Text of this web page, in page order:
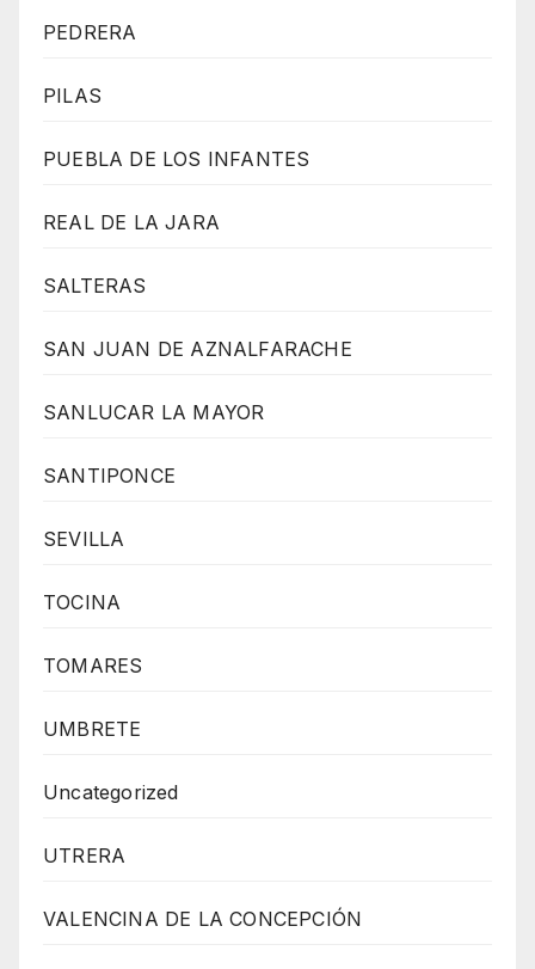
PEDRERA
PILAS
PUEBLA DE LOS INFANTES
REAL DE LA JARA
SALTERAS
SAN JUAN DE AZNALFARACHE
SANLUCAR LA MAYOR
SANTIPONCE
SEVILLA
TOCINA
TOMARES
UMBRETE
Uncategorized
UTRERA
VALENCINA DE LA CONCEPCIÓN